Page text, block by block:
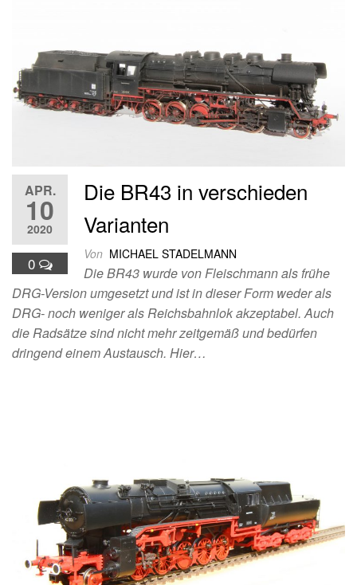
APR.
10
2020
0
Die BR43 in verschieden
Varianten
Von MICHAEL STADELMANN
Die BR43 wurde von Fleischmann als frühe
DRG-Version umgesetzt und ist in dieser Form weder als
DRG- noch weniger als Reichsbahnlok akzeptabel. Auch
die Radsätze sind nicht mehr zeitgemäß und bedürfen
dringend einem Austausch. Hier…